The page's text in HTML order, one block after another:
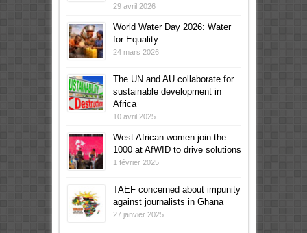
29 avril 2026
World Water Day 2026: Water
for Equality
24 mars 2026
The UN and AU collaborate for
sustainable development in
Africa
10 avril 2025
West African women join the
1000 at AfWID to drive solutions
1 février 2025
TAEF concerned about impunity
against journalists in Ghana
27 janvier 2025